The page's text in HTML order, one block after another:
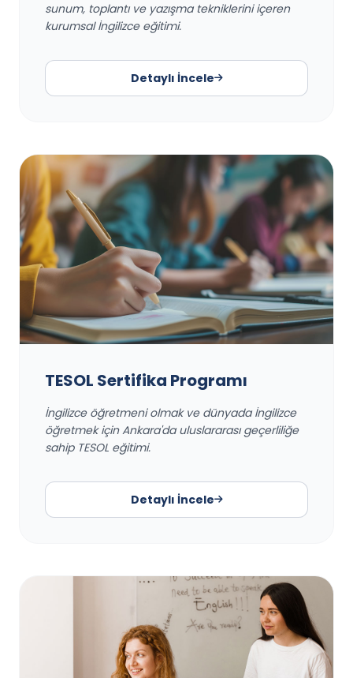
sunum, toplantı ve yazışma tekniklerini içeren
kurumsal İngilizce eğitimi.
Detaylı İncele
TESOL Sertifika Programı
İngilizce öğretmeni olmak ve dünyada İngilizce
öğretmek için Ankara'da uluslararası geçerliliğe
sahip TESOL eğitimi.
Detaylı İncele